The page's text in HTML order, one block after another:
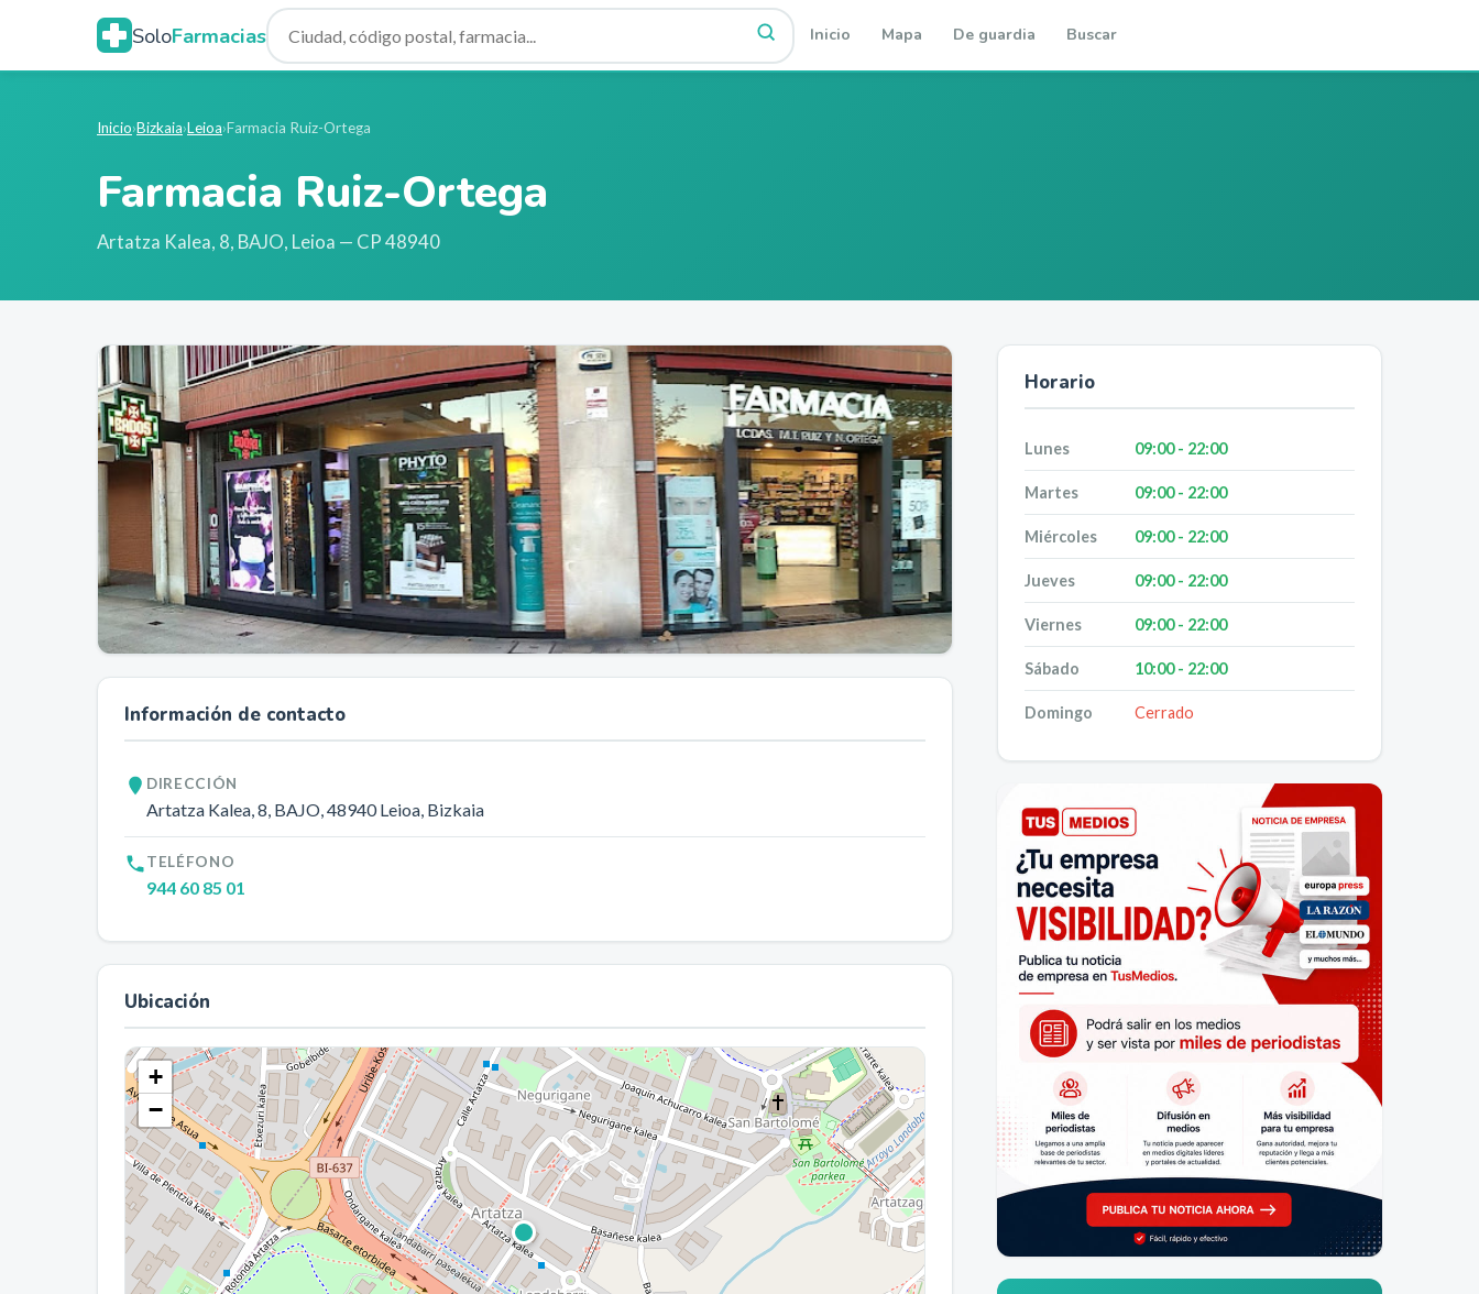
SoloFarmacias Inicio Mapa De guardia Buscar
Inicio›Bizkaia›Leioa›Farmacia Ruiz-Ortega
Farmacia Ruiz-Ortega
Artatza Kalea, 8, BAJO, Leioa — CP 48940
Información de contacto
DIRECCIÓN
Artatza Kalea, 8, BAJO, 48940 Leioa, Bizkaia
TELÉFONO
944 60 85 01
Ubicación
+
−
Horario
Lunes 09:00 - 22:00
Martes 09:00 - 22:00
Miércoles 09:00 - 22:00
Jueves 09:00 - 22:00
Viernes 09:00 - 22:00
Sábado 10:00 - 22:00
Domingo Cerrado